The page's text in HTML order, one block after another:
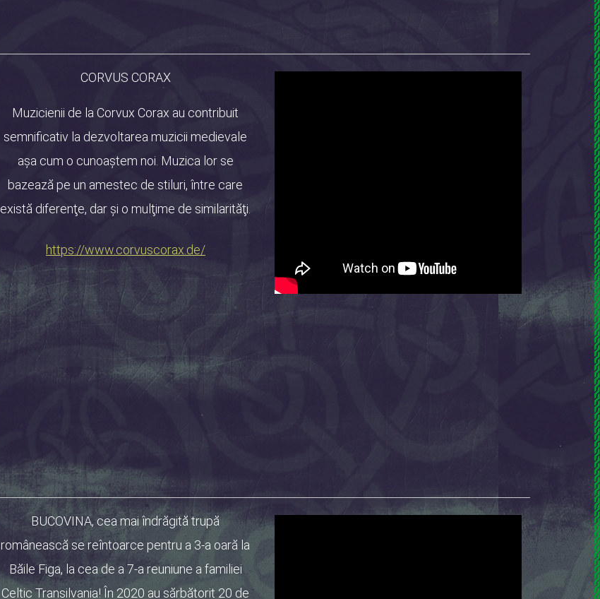
CORVUS CORAX
Muzicienii de la Corvux Corax au contribuit
semnificativ la dezvoltarea muzicii medievale
așa cum o cunoaștem noi. Muzica lor se
bazează pe un amestec de stiluri, între care
există diferenţe, dar şi o mulţime de similarităţi.
https://www.corvuscorax.de/
BUCOVINA, cea mai îndrăgită trupă
românească se reîntoarce pentru a 3-a oară la
Băile Figa, la cea de a 7-a reuniune a familiei
Celtic Transilvania! În 2020 au sărbătorit 20 de